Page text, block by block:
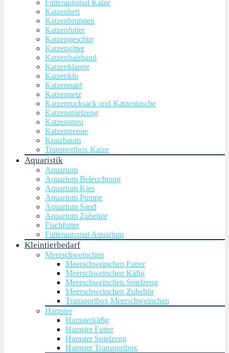
Futterautomat Katze
Katzenbett
Katzenbrunnen
Katzenfutter
Katzengeschirr
Katzengitter
Katzenhalsband
Katzenklappe
Katzenklo
Katzennapf
Katzennetz
Katzenrucksack und Katzentasche
Katzenspielzeug
Katzenstreu
Katzentreppe
Kratzbaum
Transportbox Katze
Aquaristik
Aquarium
Aquarium Beleuchtung
Aquarium Kies
Aquarium Pumpe
Aquarium Sand
Aquarium Zubehör
Fischfutter
Futterautomat Aquarium
Kleintierbedarf
Meerschweinchen
Meerschweinchen Futter
Meerschweinchen Käfig
Meerschweinchen Spielzeug
Meerschweinchen Zubehör
Transportbox Meerschweinchen
Hamster
Hamsterkäfig
Hamster Futter
Hamster Spielzeug
Hamster Transportbox